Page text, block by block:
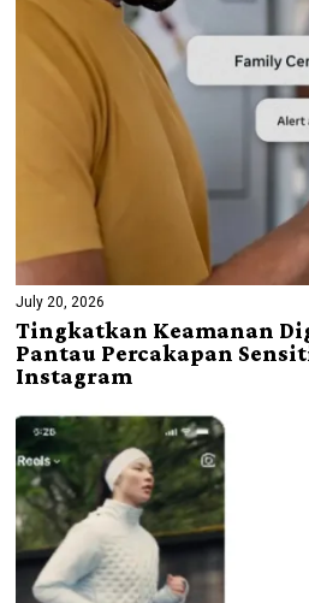
July 20, 2026
Tingkatkan Keamanan
Pantau Percakapan
Instagram